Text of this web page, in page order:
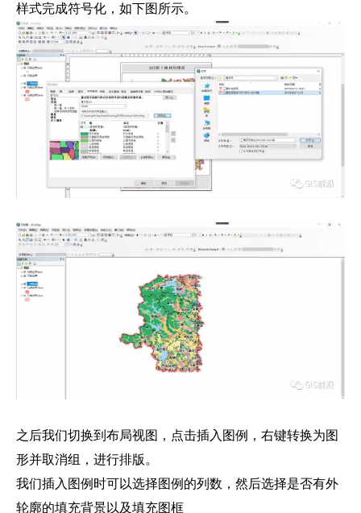
样式完成符号化，如下图所示。
之后我们切换到布局视图，点击插入图例，右键转换为图
形并取消组，进行排版。
我们插入图例时可以选择图例的列数，然后选择是否有外
轮廓的填充背景以及填充图框